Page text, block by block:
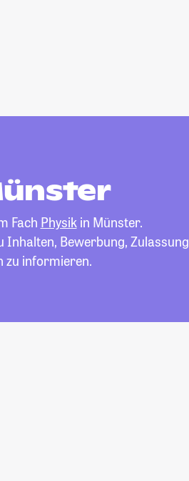
Fach Physikin Münster.
Inhalten, Bewerbung, Zulassung
zu informieren.